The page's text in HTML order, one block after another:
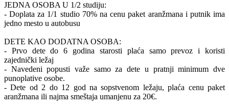
JEDNA OSOBA U 1/2 studiju:
- Doplata za 1/1 studio 70% na cenu paket aranžmana i putnik ima
jedno mesto u autobusu
DETE KAO DODATNA OSOBA:
- Prvo dete do 6 godina starosti plaća samo prevoz i koristi
zajednički ležaj
- Navedeni popusti važe samo za dete u pratnji minimum dve
punoplative osobe.
- Dete od 2 do 12 god na sopstvenom ležaju, plaća cenu paket
aranžmana ili najma smeštaja umanjenu za 20€.